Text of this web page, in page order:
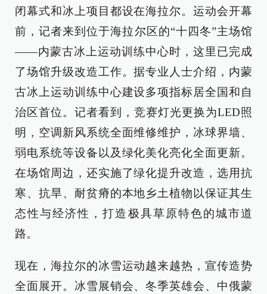
闭幕式和冰上项目都设在海拉尔。运动会开幕
前，记者来到位于海拉尔区的“十四冬”主场馆
——内蒙古冰上运动训练中心时，这里已完成
了场馆升级改造工作。据专业人士介绍，内蒙
古冰上运动训练中心建设多项指标居全国和自
治区首位。记者看到，竞赛灯光更换为LED照
明，空调新风系统全面维修维护，冰球界墙、
弱电系统等设备以及绿化美化亮化全面更新。
在场馆周边，还实施了绿化提升改造，选用抗
寒、抗旱、耐贫瘠的本地乡土植物以保证其生
态性与经济性，打造极具草原特色的城市道
路。
现在，海拉尔的冰雪运动越来越热，宣传造势
全面展开。冰雪展销会、冬季英雄会、中俄蒙